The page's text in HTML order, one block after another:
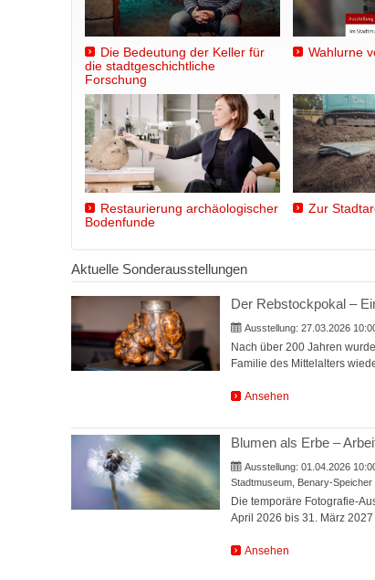
Die Bedeutung der Keller für
die stadtgeschichtliche
Forschung
Wahlurne
Restaurierung archäologischer
Bodenfunde
Zur
Aktuelle Sonderausstellungen
Der Rebstockpokal –
Ausstellung: 27.03.2026
Nach über 200 Jahren
Familie des Mittelalters
Ansehen
Blumen als Erbe –
Ausstellung: 01.04.2026
Stadtmuseum, Benary-Speicher
Die temporäre Fotografie-
April 2026 bis 31. März
Ansehen